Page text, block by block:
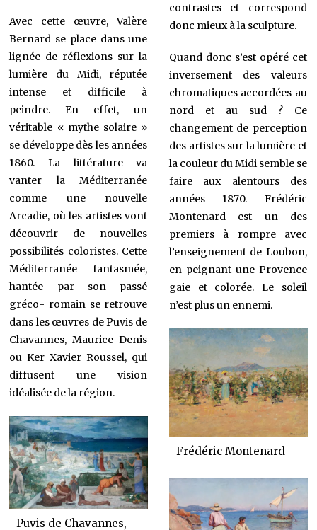
Avec cette œuvre, Valère
Bernard se place dans une
lignée de réflexions sur la
lumière du Midi, réputée
intense et difficile à
peindre. En effet, un
véritable « mythe solaire »
se développe dès les années
1860. La littérature va
vanter la Méditerranée
comme une nouvelle
Arcadie, où les artistes vont
découvrir de nouvelles
possibilités coloristes. Cette
Méditerranée fantasmée,
hantée par son passé
gréco- romain se retrouve
dans les œuvres de Puvis de
Chavannes, Maurice Denis
ou Ker Xavier Roussel, qui
diffusent une vision
idéalisée de la région.
Puvis de Chavannes,
contrastes et correspond
donc mieux à la sculpture.
Quand donc s’est opéré cet
inversement des valeurs
chromatiques accordées au
nord et au sud ? Ce
changement de perception
des artistes sur la lumière et
la couleur du Midi semble se
faire aux alentours des
années 1870. Frédéric
Montenard est un des
premiers à rompre avec
l’enseignement de Loubon,
en peignant une Provence
gaie et colorée. Le soleil
n’est plus un ennemi.
Frédéric Montenard